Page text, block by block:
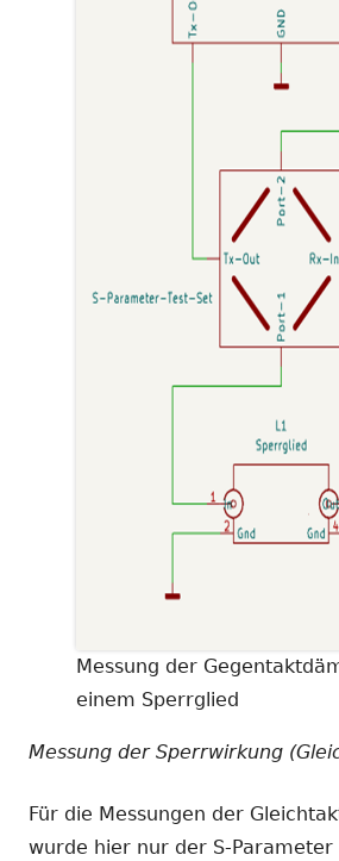
Messung der
einem Sperrglied
Messung der Sperrwirkung
Für die Messungen der
wurde hier nur der S-